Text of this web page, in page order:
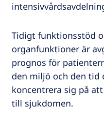
Tidigt funktionsstöd
organfunktioner är
prognos för
den miljö och den tid
koncentrera sig på
till sjukdomen.